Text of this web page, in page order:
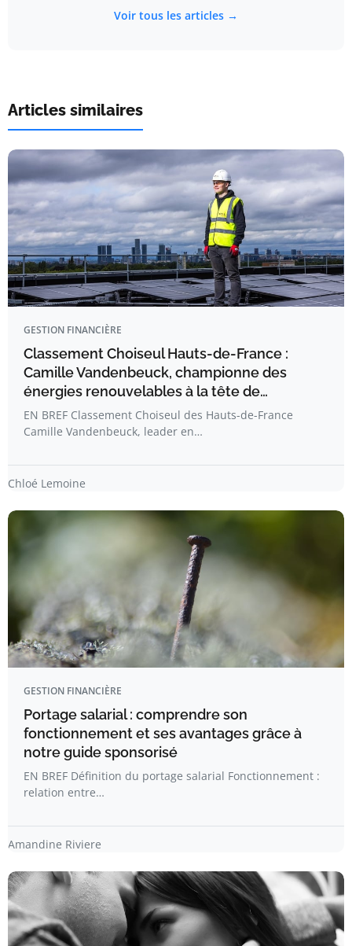
Voir tous les articles →
Articles similaires
GESTION FINANCIÈRE
Classement Choiseul Hauts-de-France :
Camille Vandenbeuck, championne des
énergies renouvelables à la tête de…
EN BREF Classement Choiseul des Hauts-de-France
Camille Vandenbeuck, leader en…
Chloé Lemoine
GESTION FINANCIÈRE
Portage salarial : comprendre son
fonctionnement et ses avantages grâce à
notre guide sponsorisé
EN BREF Définition du portage salarial Fonctionnement :
relation entre…
Amandine Riviere